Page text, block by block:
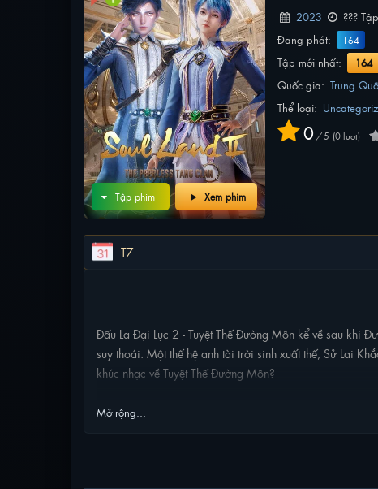
Xem phim
Tập phim
2023
??? Tập
Đang phát:
164
Tập mới nhất: 164
Quốc gia: Trung
Thể loại:
0 / 5 0lượt
T7
Đấu La Đại Lục 2 - Tuyệt Thế Đường Môn kể về sau khi
suy thoái. Một thế hệ anh tài trời sinh xuất thế, Sử Lai
khúc nhạc về Tuyệt Thế Đường Môn?
Mở rộng...